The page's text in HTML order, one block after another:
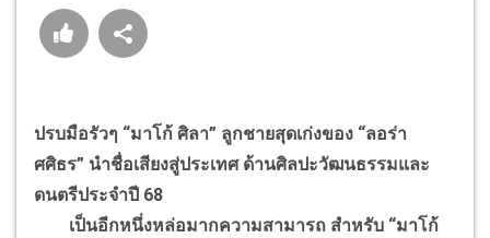
ปรบมือรัวๆ “มาโก้ ศิลา” ลูกชายสุดเก่งของ “ลอร่า
ศศิธร” นำชื่อเสียงสู่ประเทศ ด้านศิลปะวัฒนธรรมและ
ดนตรีประจำปี 68
เป็นอีกหนึ่งหล่อมากความสามารถ สำหรับ “มาโก้